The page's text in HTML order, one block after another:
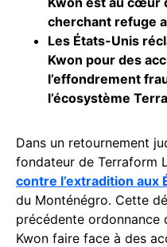
cherchant refuge
Les États-Unis
Kwon pour des
l’effondrement
l’écosystème
Dans un retournement
fondateur de Terraform
contre l’extradition aux
du Monténégro. Cette
précédente ordonnance
Kwon faire face à des